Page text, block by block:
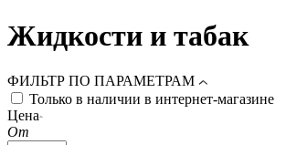
Жидкости и табак
ФИЛЬТР ПО ПАРАМЕТРАМ
Только в наличии в интернет-магазине
Цена
От